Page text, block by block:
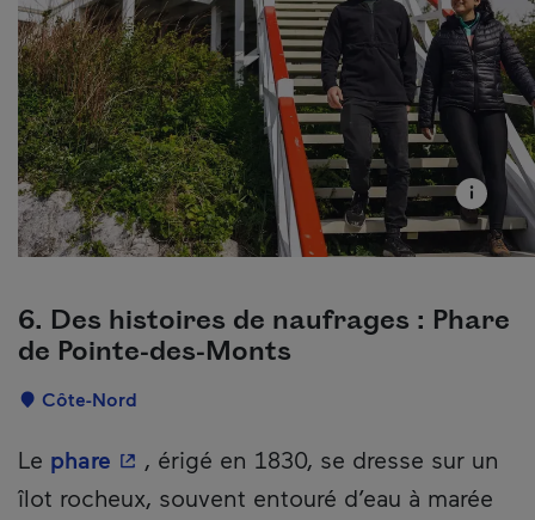
6. Des histoires de naufrages : Phare
de Pointe-des-Monts
Localisation
Côte-Nord
Description
Le phare - Cet hyperlien s'ouvrira dans une
, érigé en 1830, se dresse sur un
îlot rocheux, souvent entouré d’eau à marée